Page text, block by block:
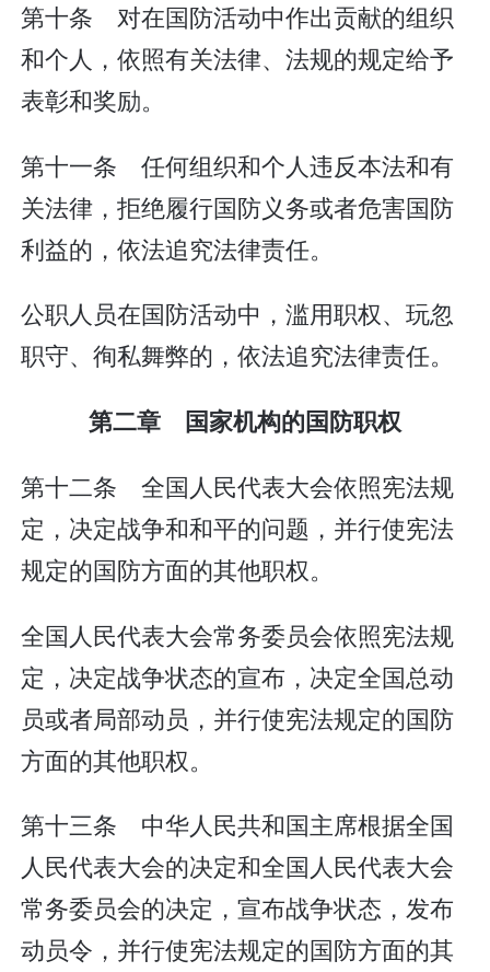
第十条 对在国防活动中作出贡献的组织
和个人，依照有关法律、法规的规定给予
表彰和奖励。
第十一条 任何组织和个人违反本法和有
关法律，拒绝履行国防义务或者危害国防
利益的，依法追究法律责任。
公职人员在国防活动中，滥用职权、玩忽
职守、徇私舞弊的，依法追究法律责任。
第二章 国家机构的国防职权
第十二条 全国人民代表大会依照宪法规
定，决定战争和和平的问题，并行使宪法
规定的国防方面的其他职权。
全国人民代表大会常务委员会依照宪法规
定，决定战争状态的宣布，决定全国总动
员或者局部动员，并行使宪法规定的国防
方面的其他职权。
第十三条 中华人民共和国主席根据全国
人民代表大会的决定和全国人民代表大会
常务委员会的决定，宣布战争状态，发布
动员令，并行使宪法规定的国防方面的其